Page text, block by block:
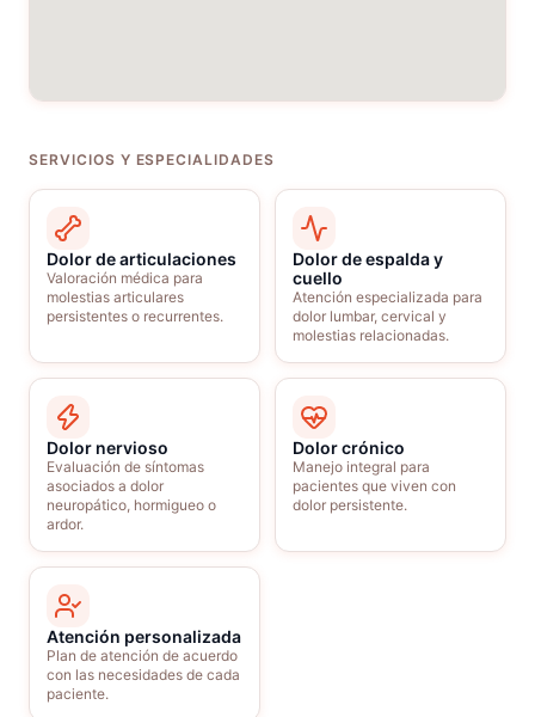
SERVICIOS Y ESPECIALIDADES
Dolor de articulaciones
Valoración médica para
molestias articulares
persistentes o recurrentes.
Dolor de espalda y
cuello
Atención especializada para
dolor lumbar, cervical y
molestias relacionadas.
Dolor nervioso
Evaluación de síntomas
asociados a dolor
neuropático, hormigueo o
ardor.
Dolor crónico
Manejo integral para
pacientes que viven con
dolor persistente.
Atención personalizada
Plan de atención de acuerdo
con las necesidades de cada
paciente.